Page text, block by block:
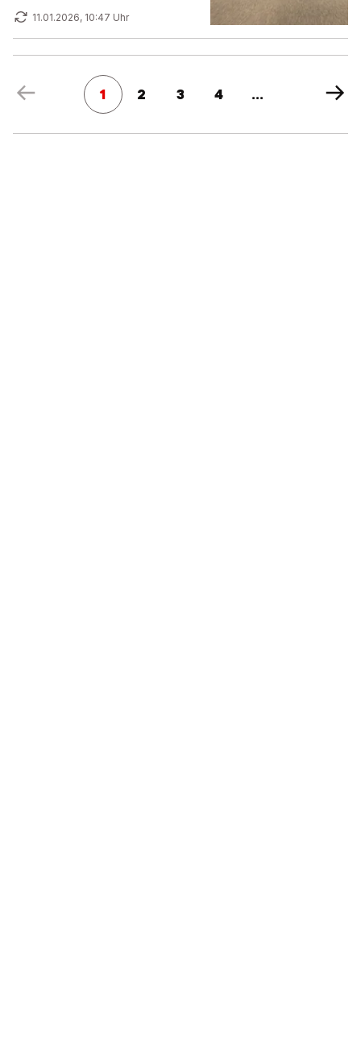
11.01.2026, 10:47 Uhr
1 2 3 4 ...